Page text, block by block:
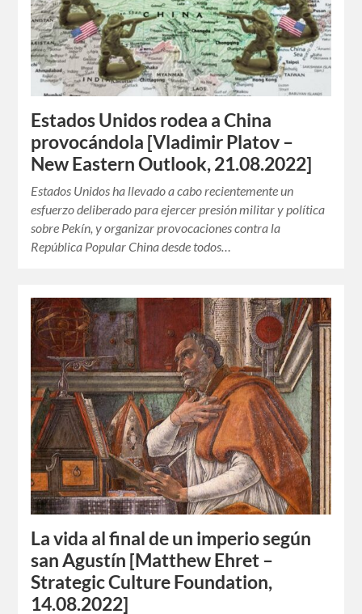
Estados Unidos rodea a China
provocándola [Vladimir Platov –
New Eastern Outlook, 21.08.2022]
Estados Unidos ha llevado a cabo recientemente un
esfuerzo deliberado para ejercer presión militar y política
sobre Pekín, y organizar provocaciones contra la
República Popular China desde todos…
La vida al final de un imperio según
san Agustín [Matthew Ehret –
Strategic Culture Foundation,
14.08.2022]